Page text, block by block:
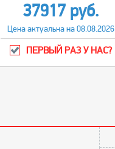
37917 руб.
Цена актуальна на 08.08.2026
ПЕРВЫЙ РАЗ У НАС?